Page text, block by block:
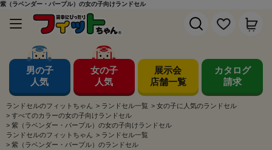
紫（ラベンダー・パープル）の女の子向けランドセル
男の子
人気
女の子
人気
展示会
店舗一覧
カタログ
請求
ランドセルのフィットちゃん > ランドセル一覧 > 女の子に人気のランドセル
> すべてのカラーの女の子向けランドセル
> 紫（ラベンダー・パープル）の女の子向けランドセル
ランドセルのフィットちゃん > ランドセル一覧
> 紫（ラベンダー・パープル）のランドセル